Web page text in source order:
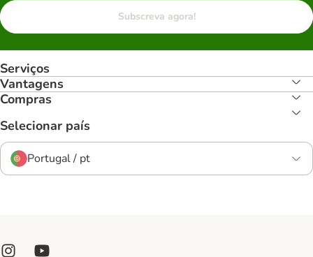
Subscreva agora!
Serviços
Vantagens
Compras
Selecionar país
Portugal / pt